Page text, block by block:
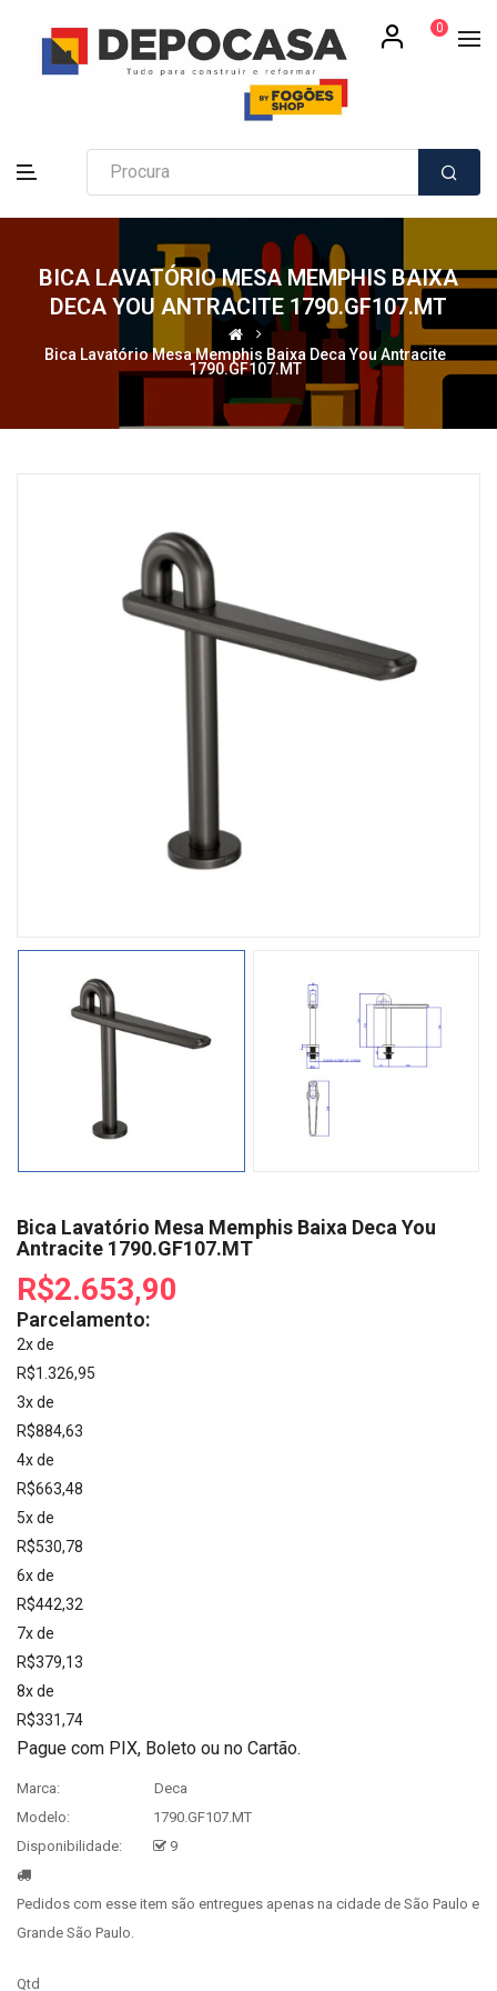
0
BICA LAVATÓRIO MESA MEMPHIS BAIXA
DECA YOU ANTRACITE 1790.GF107.MT
Bica Lavatório Mesa Memphis Baixa Deca You Antracite
1790.GF107.MT
Bica Lavatório Mesa Memphis Baixa Deca You
Antracite 1790.GF107.MT
R$2.653,90
Parcelamento:
2x de
R$1.326,95
3x de
R$884,63
4x de
R$663,48
5x de
R$530,78
6x de
R$442,32
7x de
R$379,13
8x de
R$331,74
Pague com PIX, Boleto ou no Cartão.
Marca:
Deca
Modelo:
1790.GF107.MT
Disponibilidade:
9
Pedidos com esse item são entregues apenas na cidade de São Paulo e
Grande São Paulo.
Qtd